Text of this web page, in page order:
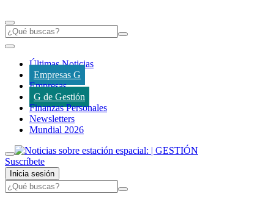
Últimas Noticias
Empresas G
Empresas
G de Gestión
Finanzas Personales
Newsletters
Mundial 2026
Suscríbete
Inicia sesión